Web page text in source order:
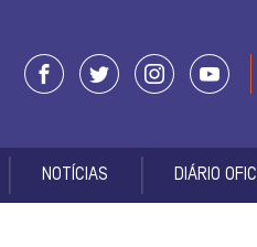
NOTÍCIAS DIÁRIO